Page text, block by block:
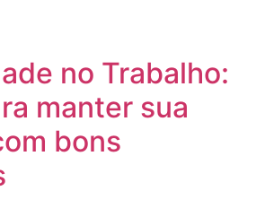
no Trabalho:
manter sua
bons